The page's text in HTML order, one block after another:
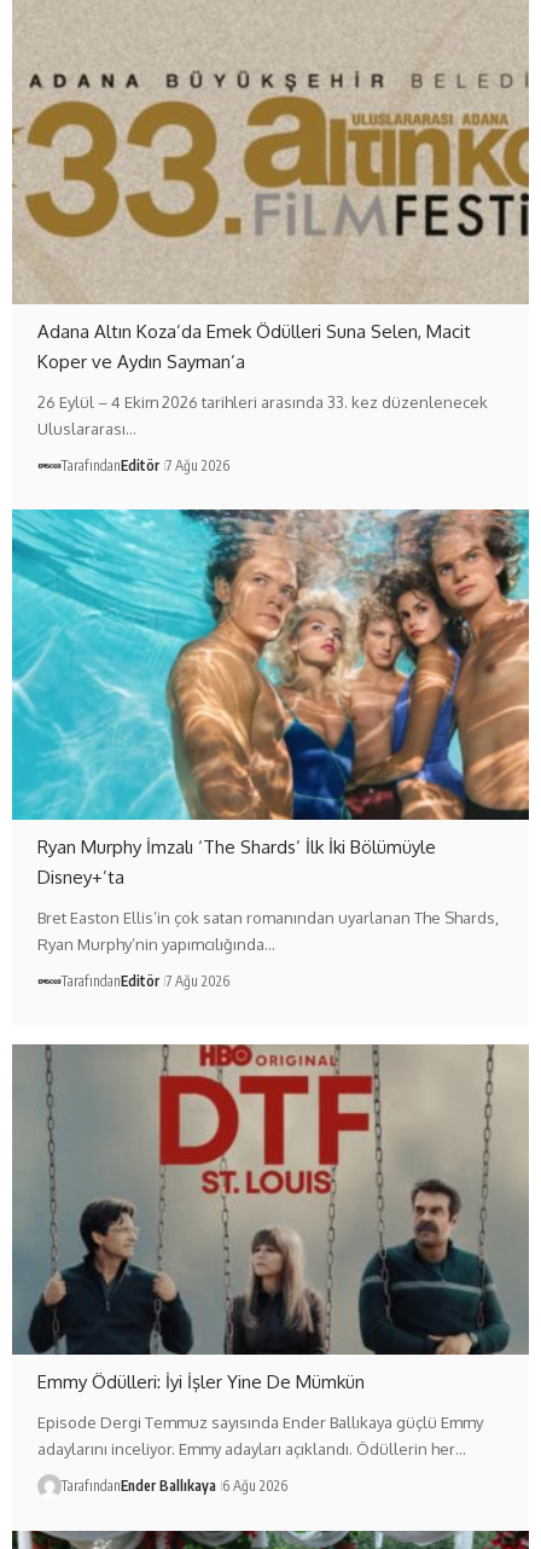
Adana Altın Koza’da Emek Ödülleri Suna Selen, Macit
Koper ve Aydın Sayman’a
26 Eylül – 4 Ekim 2026 tarihleri arasında 33. kez düzenlenecek
Uluslararası…
TarafındanEditör 7 Ağu 2026
Ryan Murphy İmzalı ‘The Shards’ İlk İki Bölümüyle
Disney+’ta
Bret Easton Ellis’in çok satan romanından uyarlanan The Shards,
Ryan Murphy’nin yapımcılığında…
TarafındanEditör 7 Ağu 2026
Emmy Ödülleri: İyi İşler Yine De Mümkün
Episode Dergi Temmuz sayısında Ender Ballıkaya güçlü Emmy
adaylarını inceliyor. Emmy adayları açıklandı. Ödüllerin her…
TarafındanEnder Ballıkaya 6 Ağu 2026